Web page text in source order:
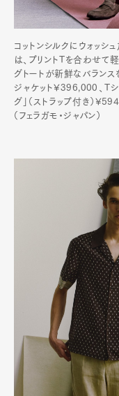
コットンシルクにウォッシ
は、プリントTを合わせて
グトートが新鮮なバランス
ジャケット¥396,000、T
グ」（ストラップ付き）
（フェラガモ・ジャパン）